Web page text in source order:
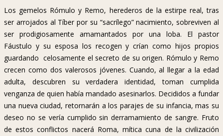
Los gemelos Rómulo y Remo, herederos de la estirpe real, tras
ser arrojados al Tíber por su “sacrílego” nacimiento, sobreviven al
ser prodigiosamente amamantados por una loba. El pastor
Fáustulo y su esposa los recogen y crían como hijos propios
guardando celosamente el secreto de su origen. Rómulo y Remo
crecen como dos valerosos jóvenes. Cuando, al llegar a la edad
adulta, descubren su verdadera identidad, toman cumplida
venganza de quien había mandado asesinarlos. Decididos a fundar
una nueva ciudad, retornarán a los parajes de su infancia, mas su
deseo no se vería cumplido sin derramamiento de sangre. Fruto
de estos conflictos nacerá Roma, mítica cuna de la civilización